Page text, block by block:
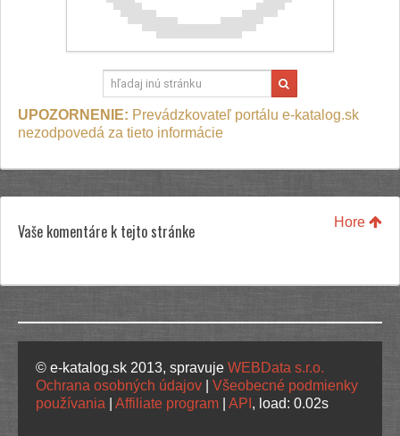
UPOZORNENIE: Prevádzkovateľ portálu e-katalog.sk
nezodpovedá za tieto informácie
Hore
Vaše komentáre k tejto stránke
© e-katalog.sk 2013, spravuje WEBData s.r.o.
Ochrana osobných údajov
Všeobecné podmienky
používania
Affiliate program API , load: 0.02s